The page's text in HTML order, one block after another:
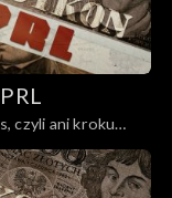
czyli ani kroku